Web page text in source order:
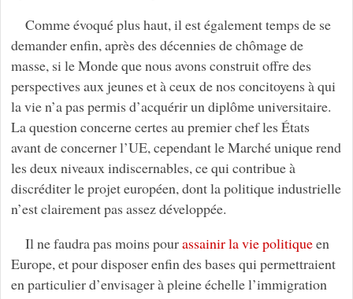
Comme évoqué plus haut, il est également temps de se
demander enfin, après des décennies de chômage de
masse, si le Monde que nous avons construit offre des
perspectives aux jeunes et à ceux de nos concitoyens à qui
la vie n’a pas permis d’acquérir un diplôme universitaire.
La question concerne certes au premier chef les États
avant de concerner l’UE, cependant le Marché unique rend
les deux niveaux indiscernables, ce qui contribue à
discréditer le projet européen, dont la politique industrielle
n’est clairement pas assez développée.
Il ne faudra pas moins pourassainir la vie politiqueen
Europe, et pour disposer enfin des bases qui permettraient
en particulier d’envisager à pleine échelle l’immigration